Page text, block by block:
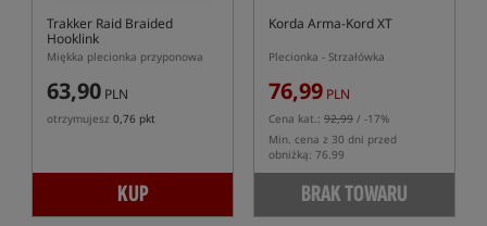
Trakker Raid Braided
Hooklink
Miękka plecionka przyponowa
63,90 PLN
otrzymujesz 0,76 pkt
KUP
Korda Arma-Kord XT
Plecionka - Strzałówka
76,99 PLN
Cena kat.: 92,99 / -17%
Min. cena z 30 dni przed
obniżką: 76.99
BRAK TOWARU